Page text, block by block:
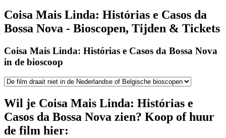
Coisa Mais Linda: Histórias e Casos da
Bossa Nova - Bioscopen, Tijden & Tickets
Coisa Mais Linda: Histórias e Casos da Bossa Nova
in de bioscoop
Wil je Coisa Mais Linda: Histórias e
Casos da Bossa Nova zien? Koop of huur
de film hier: